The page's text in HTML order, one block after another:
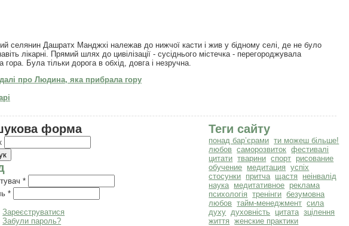
селянин Дашратх Манджхі належав до нижчої касти і жив у бідному селі, де не було
лікарні. Прямий шлях до цивілізації - сусіднього містечка - перегороджувала
гора. Була тільки дорога в обхід, довга і незручна.
про Людина, яка прибрала гору
форма
*
*
Зареєструватися
Забули пароль?
Теги сайту
понад бар’єрами ти можеш більше!
любов саморозвиток фестивалі
цитати тварини спорт рисование
обучение медитация
успіх
стосунки притча щастя
неінвалід
наука медитативное реклама
психологія
тренінги безумовна
любов тайм-менеджмент сила
духу духовність цитата зцілення
життя
женские практики